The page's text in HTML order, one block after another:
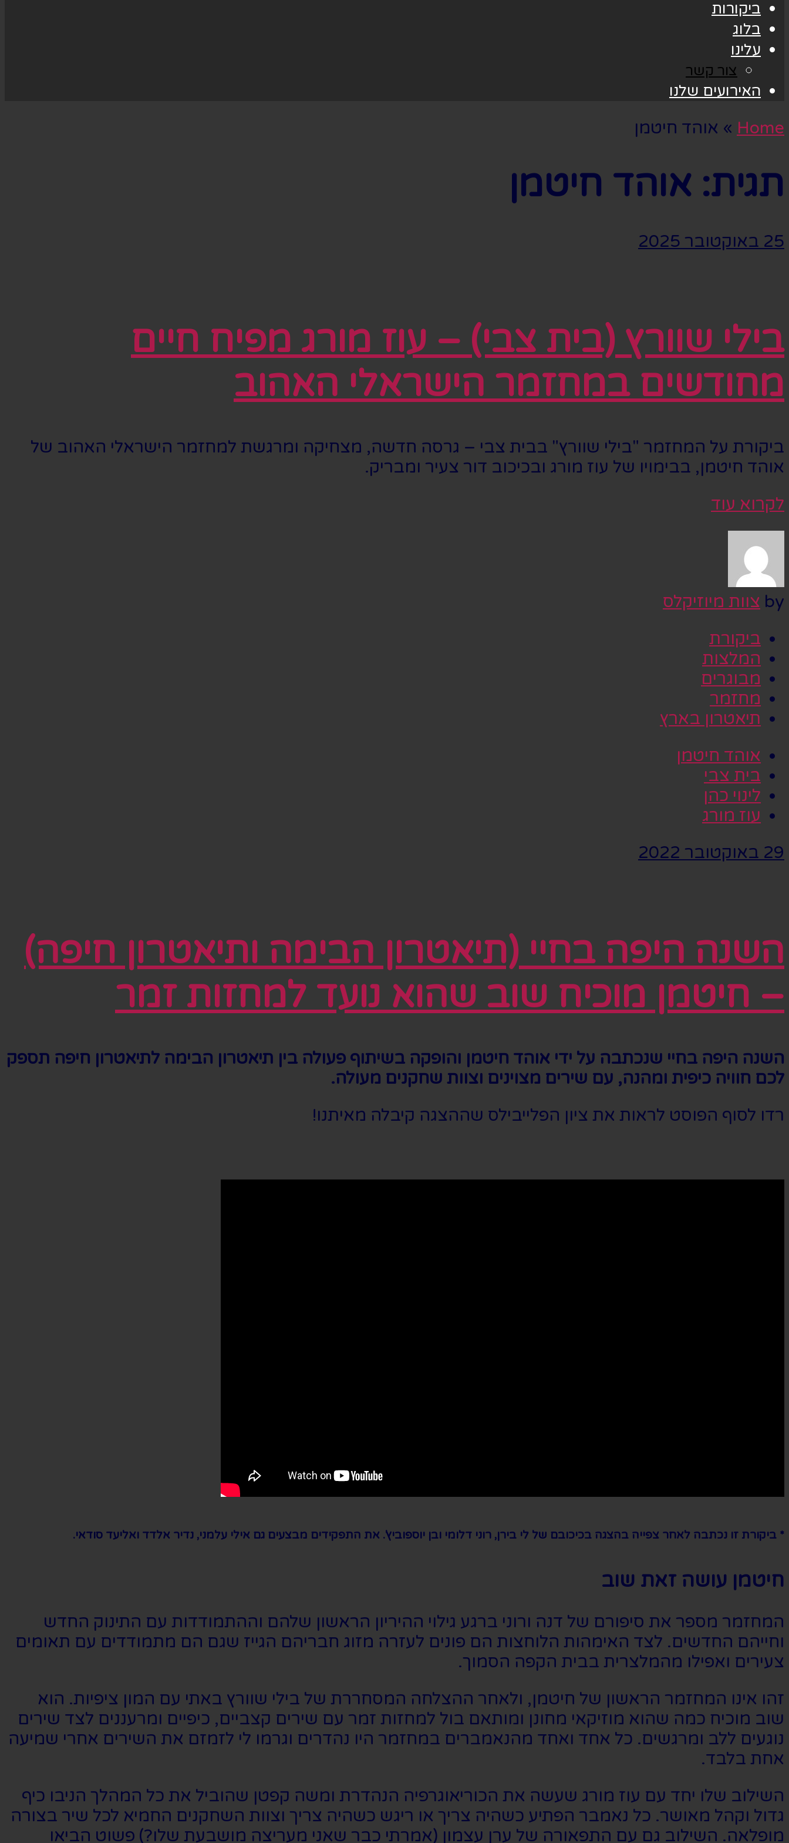
ביקורות
בלוג
עלינו
צור קשר
האירועים שלנו
Home
» אוהד חיטמן
תגית: אוהד חיטמן
25 באוקטובר 2025
בילי שוורץ (בית צבי) – עוז מורג מפיח חיים
מחודשים במחזמר הישראלי האהוב
ביקורת על המחזמר "בילי שוורץ" בבית צבי – גרסה חדשה, מצחיקה ומרגשת למחזמר הישראלי האהוב של
אוהד חיטמן, בבימויו של עוז מורג ובכיכוב דור צעיר ומבריק.
לקרוא עוד
by צוות מיוזיקלס
ביקורת
המלצות
מבוגרים
מחזמר
תיאטרון בארץ
אוהד חיטמן
בית צבי
לינוי כהן
עוז מורג
29 באוקטובר 2022
השנה היפה בחיי (תיאטרון הבימה ותיאטרון חיפה)
– חיטמן מוכיח שוב שהוא נועד למחזות זמר
השנה היפה בחיי שנכתבה על ידי אוהד חיטמן והופקה בשיתוף פעולה בין תיאטרון הבימה לתיאטרון חיפה תספק
לכם חוויה כיפית ומהנה, עם שירים מצוינים וצוות שחקנים מעולה.
רדו לסוף הפוסט לראות את ציון הפלייבילס שההצגה קיבלה מאיתנו!
* ביקורת זו נכתבה לאחר צפייה בהצגה בכיכובם של לי בירן, רוני דלומי ובן יוספוביץ'. את התפקידים מבצעים גם אילי עלמני, נדיר אלדד ואליעד סודאי.
חיטמן עושה זאת שוב
המחזמר מספר את סיפורם של דנה ורוני ברגע גילוי ההיריון הראשון שלהם וההתמודדות עם התינוק החדש
וחייהם החדשים. לצד האימהות הלוחצות הם פונים לעזרה מזוג חבריהם הגייז שגם הם מתמודדים עם תאומים
צעירים ואפילו מהמלצרית בבית הקפה הסמוך.
זהו אינו המחזמר הראשון של חיטמן, ולאחר ההצלחה המסחררת של בילי שוורץ באתי עם המון ציפיות. הוא
שוב מוכיח כמה שהוא מוזיקאי מחונן ומותאם בול למחזות זמר עם שירים קצביים, כיפיים ומרעננים לצד שירים
נוגעים ללב ומרגשים. כל אחד ואחד מהנאמברים במחזמר היו נהדרים וגרמו לי לזמזם את השירים אחרי שמיעה
אחת בלבד.
השילוב שלו יחד עם עוז מורג שעשה את הכוריאוגרפיה הנהדרת ומשה קפטן שהוביל את כל המהלך הניבו כיף
גדול וקהל מאושר. כל נאמבר הפתיע כשהיה צריך או ריגש כשהיה צריך וצוות השחקנים החמיא לכל שיר בצורה
מופלאה. השילוב גם עם התפאורה של ערן עצמון (אמרתי כבר שאני מעריצה מושבעת שלו?) פשוט הביאו